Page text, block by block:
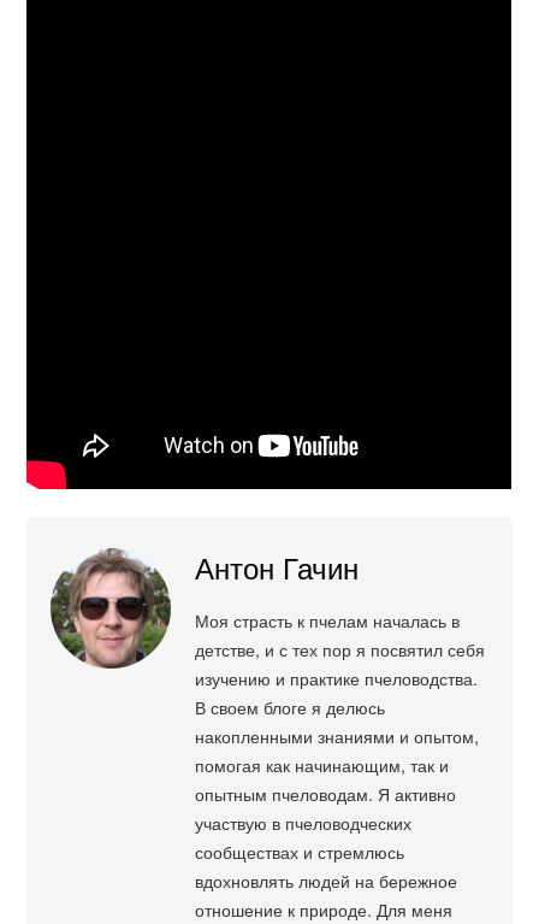
Антон Гачин
Моя страсть к пчелам началась в
детстве, и с тех пор я посвятил себя
изучению и практике пчеловодства.
В своем блоге я делюсь
накопленными знаниями и опытом,
помогая как начинающим, так и
опытным пчеловодам. Я активно
участвую в пчеловодческих
сообществах и стремлюсь
вдохновлять людей на бережное
отношение к природе. Для меня